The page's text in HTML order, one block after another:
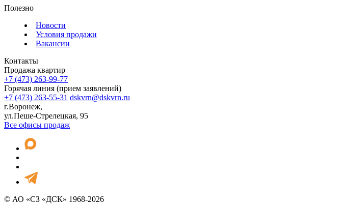
Полезно
Новости
Условия продажи
Вакансии
Контакты
Продажа квартир
+7 (473) 263-99-77
Горячая линия (прием заявлений)
+7 (473) 263-55-31 dskvrn@dskvrn.ru
г.Воронеж,
ул.Пеше-Стрелецкая, 95
Все офисы продаж
© АО «СЗ «ДСК» 1968-2026